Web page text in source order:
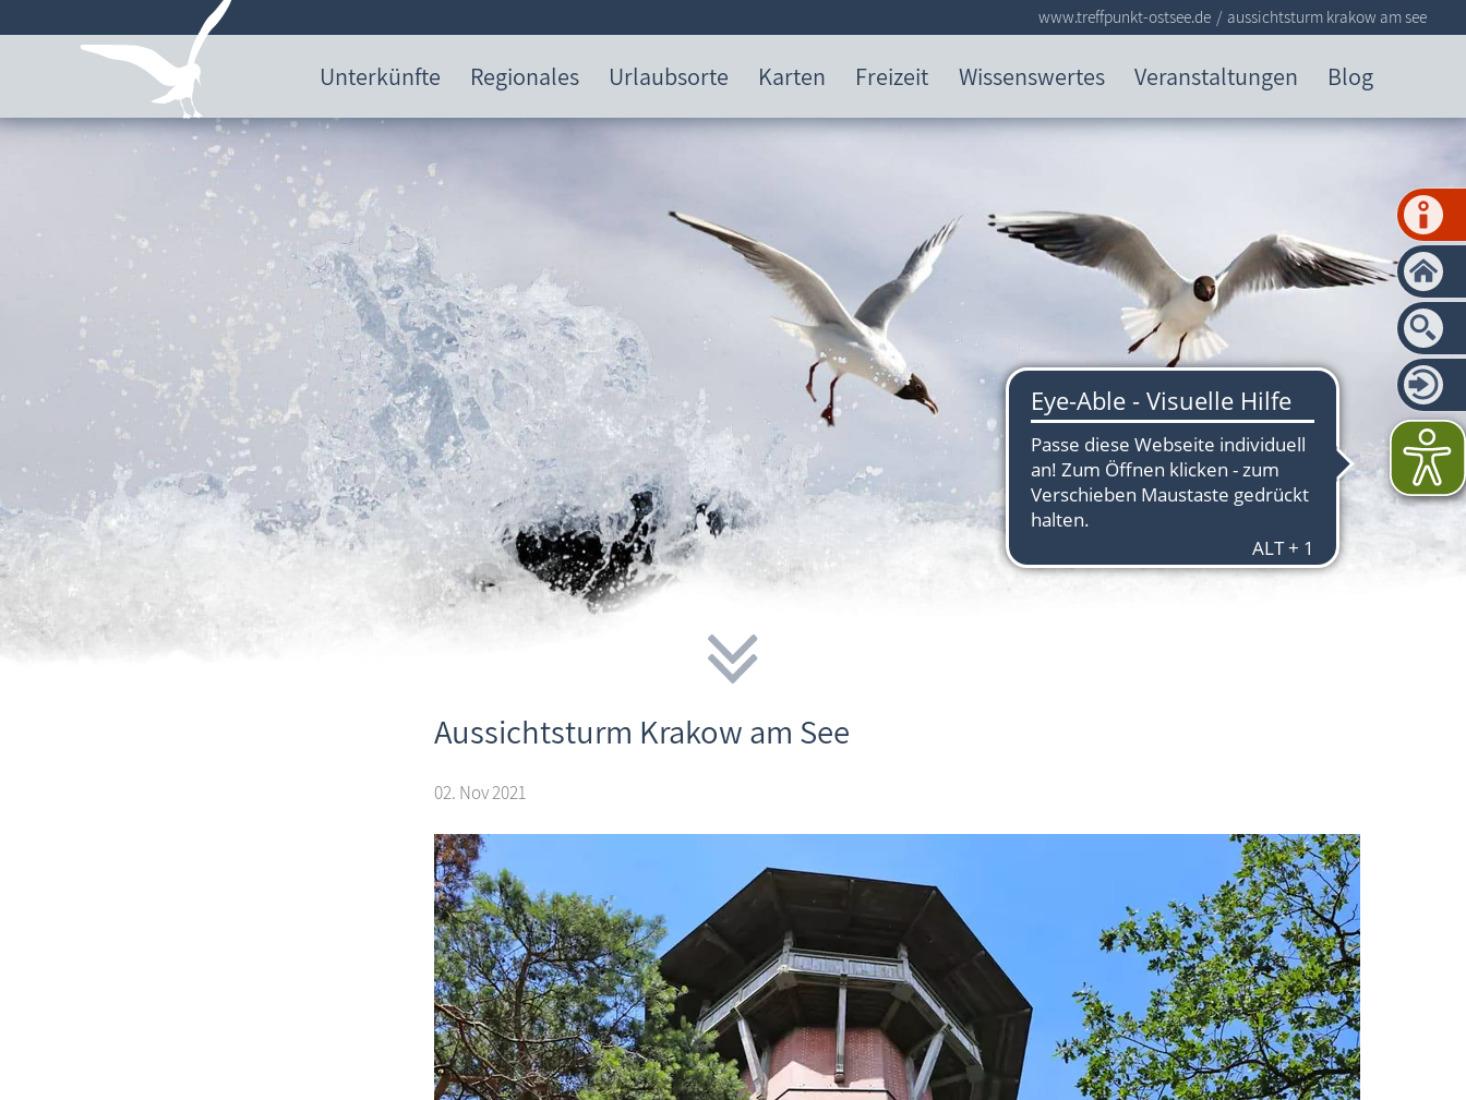
Unterkünfte Regionales Urlaubsorte Karten Freizeit Wissenswertes Veranstaltungen Blog
Aktuelles
www.treffpunkt-ostsee.de aussichtsturm krakow am see
Aussichtsturm Krakow am See
02. Nov 2021